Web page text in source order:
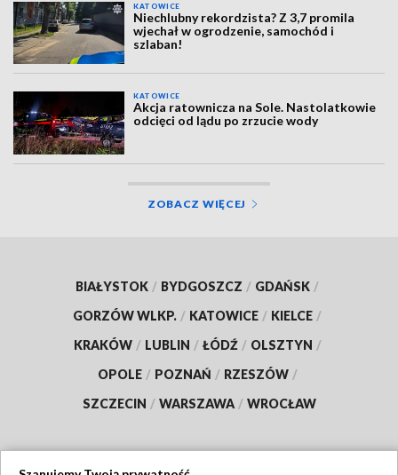
KATOWICE
Niechlubny rekordzista? Z 3,7 promila
wjechał w ogrodzenie, samochód i
szlaban!
KATOWICE
Akcja ratownicza na Sole. Nastolatkowie
odcięci od lądu po zrzucie wody
ZOBACZ WIĘCEJ
BIAŁYSTOK / BYDGOSZCZ / GDAŃSK /
GORZÓW WLKP. / KATOWICE / KIELCE /
KRAKÓW / LUBLIN / ŁÓDŹ / OLSZTYN /
OPOLE / POZNAŃ / RZESZÓW /
SZCZECIN / WARSZAWA / WROCŁAW